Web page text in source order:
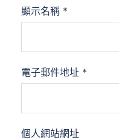
顯示名稱 *
電子郵件地址 *
個人網站網址